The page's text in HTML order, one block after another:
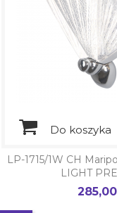
Do koszyka
LP-1715/1W CH
LIGHT
Cena